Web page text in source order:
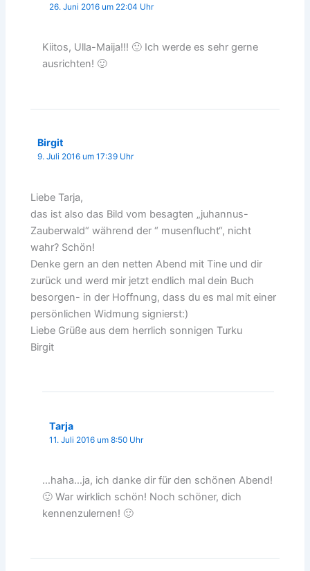
26. Juni 2016 um 22:04 Uhr
Kiitos, Ulla-Maija!!! 🙂 Ich werde es sehr gerne
ausrichten! 🙂
Birgit
9. Juli 2016 um 17:39 Uhr
Liebe Tarja,
das ist also das Bild vom besagten „juhannus-
Zauberwald“ während der “ musenflucht“, nicht
wahr? Schön!
Denke gern an den netten Abend mit Tine und dir
zurück und werd mir jetzt endlich mal dein Buch
besorgen- in der Hoffnung, dass du es mal mit einer
persönlichen Widmung signierst:)
Liebe Grüße aus dem herrlich sonnigen Turku
Birgit
Tarja
11. Juli 2016 um 8:50 Uhr
…haha…ja, ich danke dir für den schönen Abend!
🙂 War wirklich schön! Noch schöner, dich
kennenzulernen! 🙂